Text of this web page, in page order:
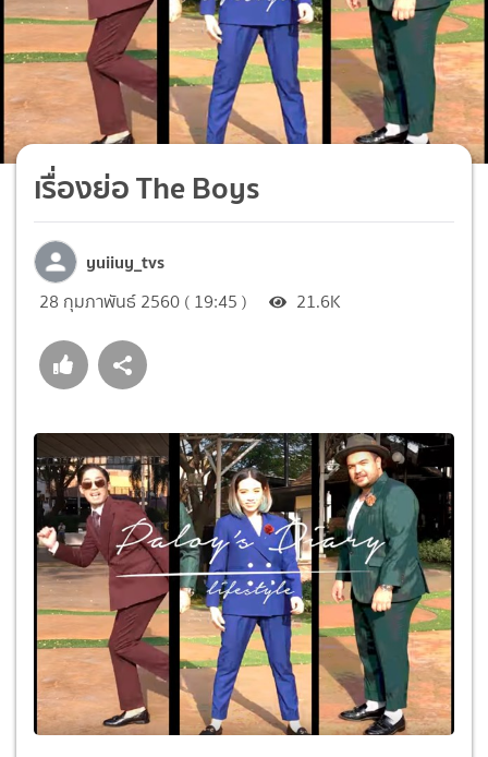
เรื่องย่อ The Boys
yuiiuy_tvs
28 กุมภาพันธ์ 2560 ( 19:45 ) 21.6K